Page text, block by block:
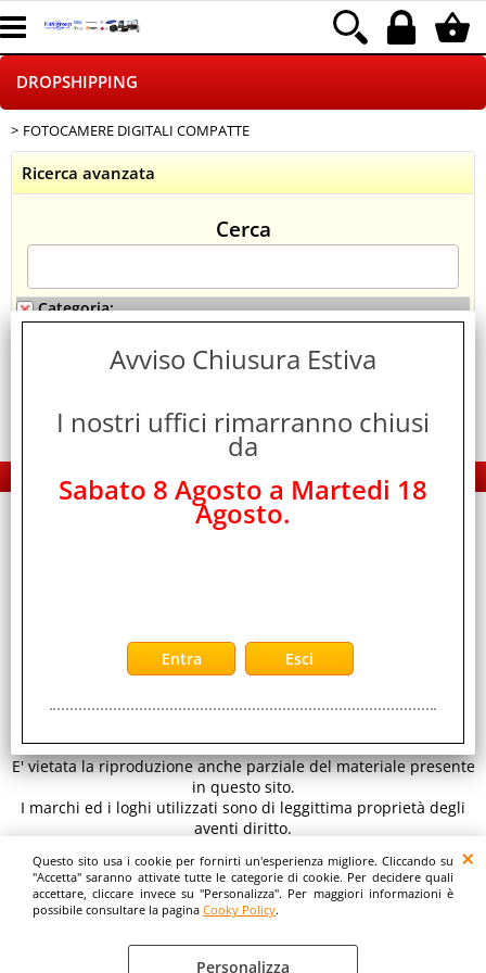
Questo sito usa i cookie per fornirti un'esperienza migliore. Cliccando su
"Accetta" saranno attivate tutte le categorie di cookie. Per decidere quali
accettare, cliccare invece su "Personalizza". Per maggiori informazioni è
possibile consultare la pagina Cooky Policy.
Personalizza
HOME PAGE
CHI SIAMO
LOGISTICA
NEGOZI ON LINE
DROPSHIPPING
SINCRONIZZATI CON NOI
SPEDIZIONI
FOTOCAMERE DIGITALI COMPATTE
Ricerca avanzata
Cerca
Categoria:
DROPSHIPPING> FOTOCAMERE DIGITALI COMPATTE
EDS Group Italia - Electronics Group
Distributore Ingrosso Telefonia Cellulare ed Elettronica
www.eds-group.it www.edsgroup.it
© EDS Group srl
Tutti i diritti sono riservati. Copyright 2026.
E' vietata la riproduzione anche parziale del materiale presente
in questo sito.
I marchi ed i loghi utilizzati sono di leggittima proprietà degli
aventi diritto.
scopo illustrativo fanno fede i dettagli sul sito del costruttore.
Avviso Chiusura Estiva
I nostri uffici rimarranno chiusi
da
Sabato 8 Agosto a Martedi 18
Agosto.